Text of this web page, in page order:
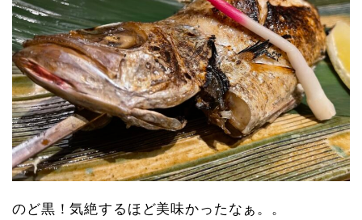
のど黒！気絶するほど美味かったなぁ。。